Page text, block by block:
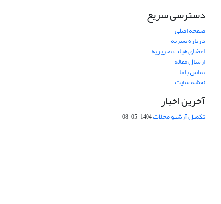
دسترسی سریع
صفحه اصلی
درباره نشریه
اعضای هیات تحریریه
ارسال مقاله
تماس با ما
نقشه سایت
آخرین اخبار
تکمیل آرشیو مجلات1404-05-08